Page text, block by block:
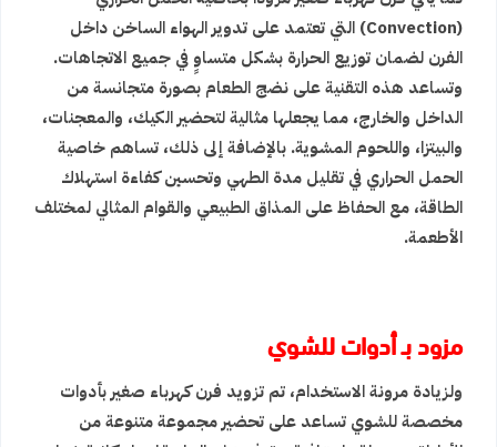
(Convection) التي تعتمد على تدوير الهواء الساخن داخل
الفرن لضمان توزيع الحرارة بشكل متساوٍ في جميع الاتجاهات.
وتساعد هذه التقنية على نضج الطعام بصورة متجانسة من
الداخل والخارج، مما يجعلها مثالية لتحضير الكيك، والمعجنات،
والبيتزا، واللحوم المشوية. بالإضافة إلى ذلك، تساهم خاصية
الحمل الحراري في تقليل مدة الطهي وتحسين كفاءة استهلاك
الطاقة، مع الحفاظ على المذاق الطبيعي والقوام المثالي لمختلف
الأطعمة.
مزود بـ أدوات للشوي
ولزيادة مرونة الاستخدام، تم تزويد فرن كهرباء صغير بأدوات
مخصصة للشوي تساعد على تحضير مجموعة متنوعة من